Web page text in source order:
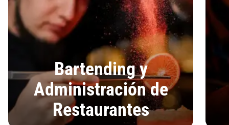
Bartending y
Administración de
Restaurantes